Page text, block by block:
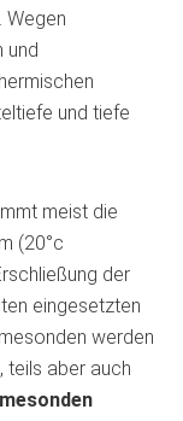
Wegen
und
und tiefe
meist die
(20°c
der
eingesetzten
werden
teils aber auch